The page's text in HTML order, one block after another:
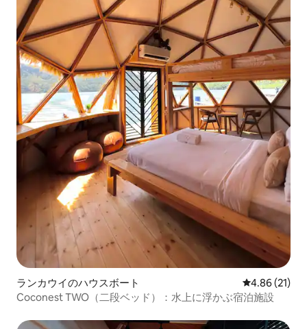
ランカウイのハウスボート レビュー21
4.86 (21)
Coconest TWO（二段ベッド）：水上に浮かぶ宿泊施設